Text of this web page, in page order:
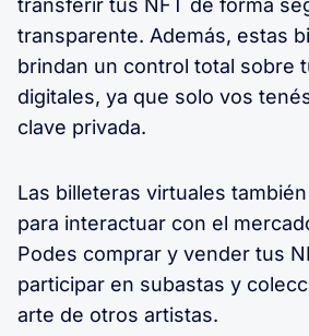
transferir tus NFT de forma
transparente. Además, estas
brindan un control total sobre
digitales, ya que solo vos
clave privada.
Las billeteras virtuales
para interactuar con el
Podes comprar y vender tus
participar en subastas y
arte de otros artistas.